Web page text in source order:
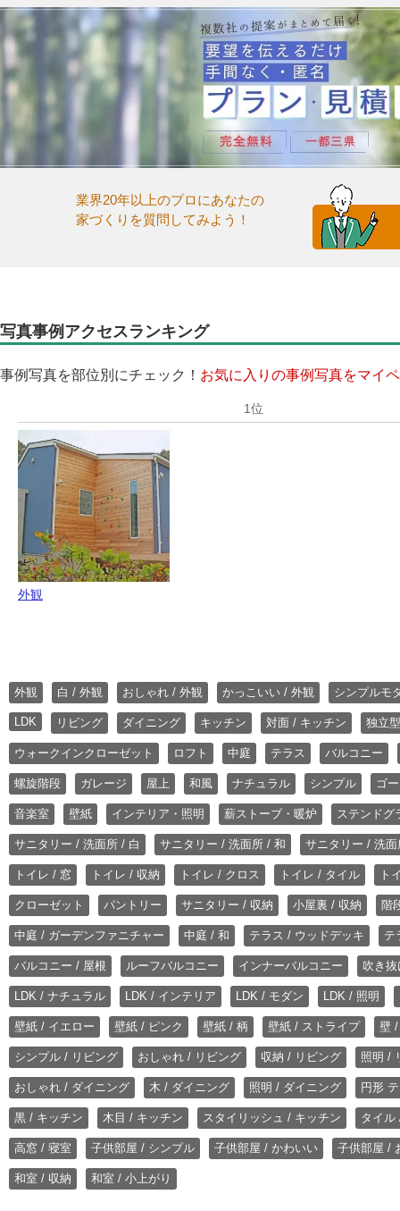
業界20年以上のプロにあなたの
家づくりを質問してみよう！
写真事例アクセスランキング
事例写真を部位別にチェック！ お気に入りの事例写真をマイ
外観
外観 白 / 外観 おしゃれ / 外観 かっこいい / 外観 シンプルモ
LDK リビング ダイニング キッチン 対面 / キッチン 独立
ウォークインクローゼット ロフト 中庭 テラス バルコニー
螺旋階段 ガレージ 屋上 和風 ナチュラル シンプル ゴ
音楽室 壁紙 インテリア・照明 薪ストーブ・暖炉 ステンドグ
サニタリー / 洗面所 / 白 サニタリー / 洗面所 / 和 サニタリー / 洗
トイレ / 窓 トイレ / 収納 トイレ / クロス トイレ / タイル ト
クローゼット パントリー サニタリー / 収納 小屋裏 / 収納 階
中庭 / ガーデンファニチャー 中庭 / 和 テラス / ウッドデッキ テ
バルコニー / 屋根 ルーフバルコニー インナーバルコニー 吹き
LDK / ナチュラル LDK / インテリア LDK / モダン LDK / 照明
壁紙 / イエロー 壁紙 / ピンク 壁紙 / 柄 壁紙 / ストライプ 壁
シンプル / リビング おしゃれ / リビング 収納 / リビング 照明 /
おしゃれ / ダイニング 木 / ダイニング 照明 / ダイニング 円形
黒 / キッチン 木目 / キッチン スタイリッシュ / キッチン タイル
高窓 / 寝室 子供部屋 / シンプル 子供部屋 / かわいい 子供部屋 /
和室 / 収納 和室 / 小上がり